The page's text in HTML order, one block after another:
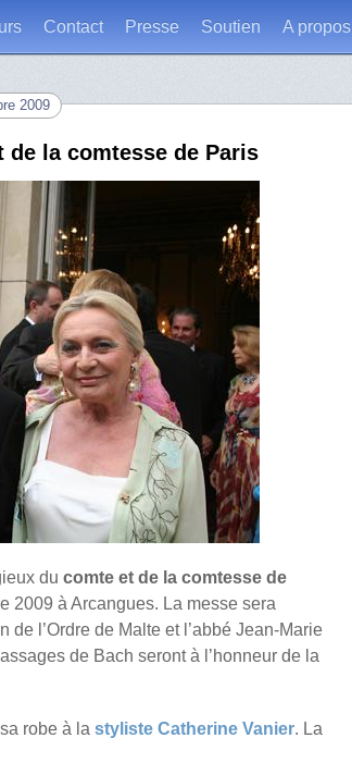
Contact Presse Soutien A propos
2009
de la comtesse de Paris
ducomte et de la comtesse de
2009 à Arcangues. La messe sera
l’Ordre de Malte et l’abbé Jean-Marie
de Bach seront à l’honneur de la
robe à lastyliste Catherine Vanier. La